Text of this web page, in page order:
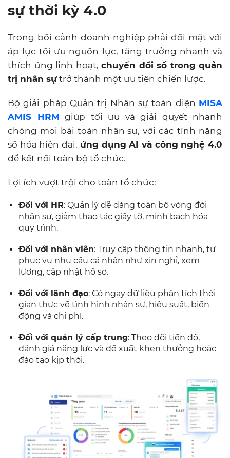
sự thời kỳ 4.0
Trong bối cảnh doanh nghiệp phải đối mặt với
áp lực tối ưu nguồn lực, tăng trưởng nhanh và
thích ứng linh hoạt, chuyển đổi số trong quản
trị nhân sự trở thành một ưu tiên chiến lược.
Bộ giải pháp Quản trị Nhân sự toàn diện MISA
AMIS HRM giúp tối ưu và giải quyết nhanh
chóng mọi bài toán nhân sự, với các tính năng
số hóa hiện đại, ứng dụng AI và công nghệ 4.0
để kết nối toàn bộ tổ chức.
Lợi ích vượt trội cho toàn tổ chức:
Đối với HR: Quản lý dễ dàng toàn bộ vòng đời
nhân sự, giảm thao tác giấy tờ, minh bạch hóa
quy trình.
Đối với nhân viên: Truy cập thông tin nhanh, tự
phục vụ nhu cầu cá nhân như xin nghỉ, xem
lương, cập nhật hồ sơ.
Đối với lãnh đạo: Có ngay dữ liệu phân tích thời
gian thực về tình hình nhân sự, hiệu suất, biến
động và chi phí.
Đối với quản lý cấp trung: Theo dõi tiến độ,
đánh giá năng lực và đề xuất khen thưởng hoặc
đào tạo kịp thời.